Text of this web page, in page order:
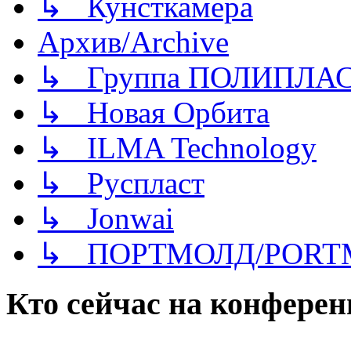
Архив/Archive
↳ Группа
↳ Новая Орбита
↳ ILMA Technology
↳ Руспласт
↳ Jonwai
↳ ПОРТМОЛД/
Кто сейчас на